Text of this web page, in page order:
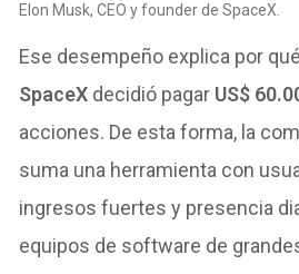
Elon Musk, CEO y founder de SpaceX.
Ese desempeño explica por
SpaceX decidió pagar US$
acciones. De esta forma, la
suma una herramienta con
ingresos fuertes y presencia
equipos de software de